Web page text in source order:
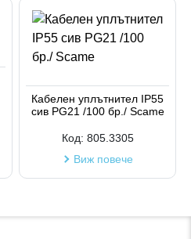
Кабелен уплътнител IP55
сив PG21 /100 бр./ Scame
Код: 805.3305
Виж повече